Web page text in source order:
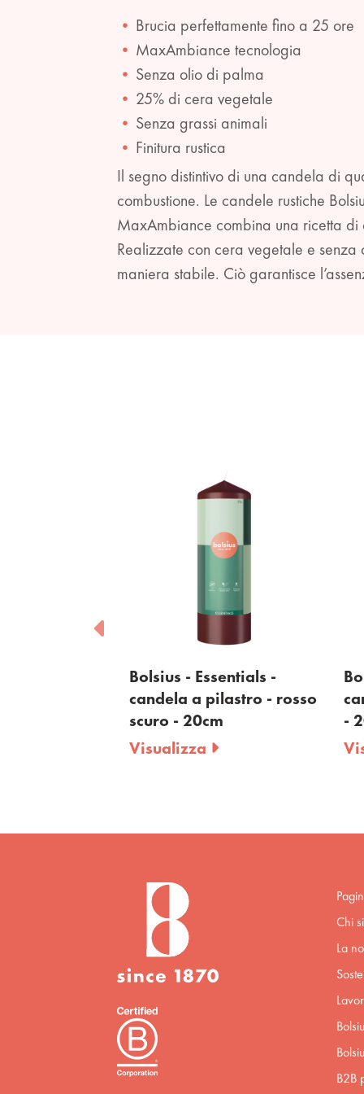
Brucia perfettamente fino a 25 ore
MaxAmbiance tecnologia
Senza olio di palma
25% di cera vegetale
Senza grassi animali
Finitura rustica
Il segno distintivo di una candela di
combustione. Le candele rustiche
MaxAmbiance combina una ricetta di
Realizzate con cera vegetale e
maniera stabile. Ciò garantisce
Bolsius - Essentials -
candela a pilastro - rosso
scuro - 20cm
Visualizza
- 20cm
Chi
La
B2B